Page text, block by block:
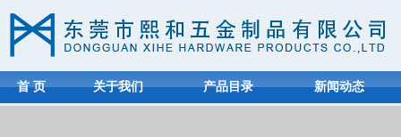
首 页 关于我们 产品目录 新闻动态